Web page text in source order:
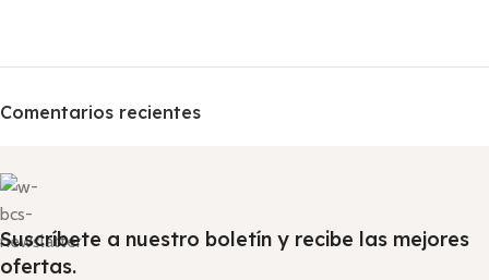
Comentarios recientes
Suscríbete a nuestro boletín y recibe las mejores
ofertas.